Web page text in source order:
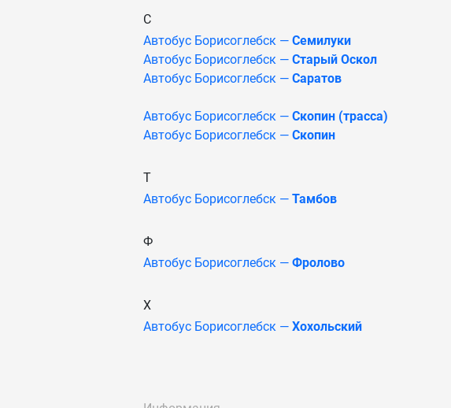
С
Автобус Борисоглебск — Семилуки
Автобус Борисоглебск — Старый Оскол
Автобус Борисоглебск — Саратов
Автобус Борисоглебск — Скопин (трасса)
Автобус Борисоглебск — Скопин
Т
Автобус Борисоглебск — Тамбов
Ф
Автобус Борисоглебск — Фролово
Х
Автобус Борисоглебск — Хохольский